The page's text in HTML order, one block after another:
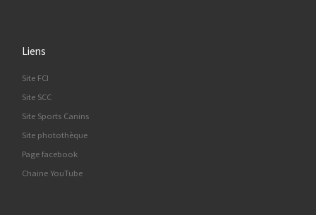
Liens
Site FCI
Site SCC
Site Sports Canins
Site photothèque
Page facebook
Chaine YouTube